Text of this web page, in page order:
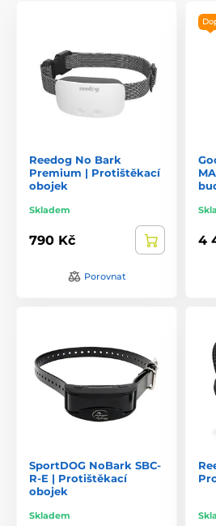
Reedog No Bark
Premium | Protištěkací
obojek
Skladem
790 Kč
Porovnat
4
SportDOG NoBark SBC-
R-E | Protištěkací
obojek
Skladem